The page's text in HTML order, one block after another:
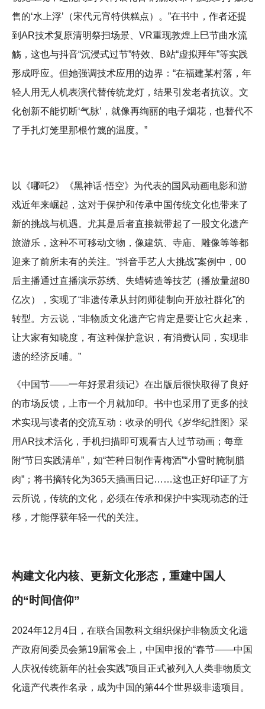
售的‘水上浮’（宋代元宵特供糕点）。”在书中，作者还提
到AR技术复原清明祭扫场景、VR重现敦煌上巳节曲水流
觞，这也与抖音“沉浸式过节”特效、B站“虚拟拜年”等实践
形成呼应。但她强调技术应用的边界：“在福建某村落，年
轻人用无人机表演代替传统龙灯，结果引发老者抗议。文
化创新不能切断‘气脉’，就像再绚丽的电子烟花，也替代不
了手扎灯笼里那根竹篾的温度。”
以《哪吒2》《黑神话·悟空》为代表的国风动画电影和游
戏近年来崛起，这对于保护和传承中国传统文化也带来了
新的挑战与机遇。尤其是后者直接就带起了一股文化遗产
旅游乐，这种不可移动文物，像建筑、寺庙、雕像等等都
迎来了前所未有的关注。“抖音手艺人大挑战”案例中，00
后主播通过直播演示苏绣、失蜡铸造等技艺（播放量超80
亿次），实现了“非遗传承从封闭师徒制向开放社群化”的
转型。方云说，“非物质文化遗产它肯定是要让它火起来，
让大家有知晓度，有这种保护意识，有消费认同，实现非
遗的经济反哺。”
《中国节——一年好景君须记》在出版后很快取得了良好
的市场反馈，上市一个月就加印。书中也采用了更多的技
术实现与读者的交流互动：收录的明代《岁华纪胜图》采
用AR技术活化，手机扫描即可观看古人过节动画；每章
附“节日实践清单”，如“芒种日制作青梅酒”“小雪时腌制腊
肉”；将书摘转化为365天插画日记……这也正好印证了方
云所说，传统的文化，必须在传承和保护中实现动态的迁
移，才能俘获年轻一代的关注。
构建文化内核、更新文化形态，重建中国人
的“时间信仰”
2024年12月4日，在联合国教科文组织保护非物质文化遗
产政府间委员会第19届常会上，中国申报的“春节——中国
人庆祝传统新年的社会实践”项目正式被列入人类非物质文
化遗产代表作名录，成为中国的第44个世界级非遗项目。